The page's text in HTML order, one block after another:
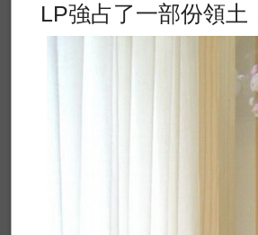
LP強占了一部份領土